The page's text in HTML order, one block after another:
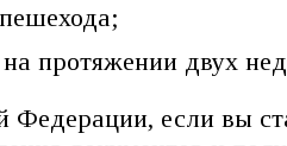
протяжении двух
Федерации, если вы